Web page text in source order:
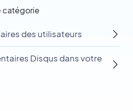
catégorie
des utilisateurs
Disqus dans votre